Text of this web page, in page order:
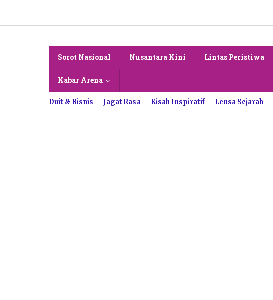
konten
Sorot Nasional Nusantara Kini Lintas Peristiwa
Kabar Arena
Duit & Bisnis Jagat Rasa Kisah Inspiratif Lensa Sejarah